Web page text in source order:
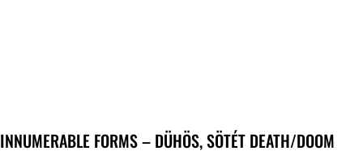
INNUMERABLE FORMS – DÜHÖS, SÖTÉT DEATH/DOOM